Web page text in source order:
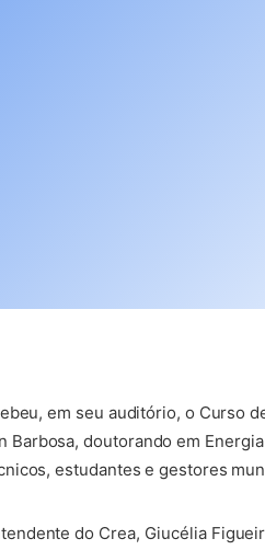
em seu auditório, o Curso
doutorando em
estudantes e gestores
do Crea, Giucélia